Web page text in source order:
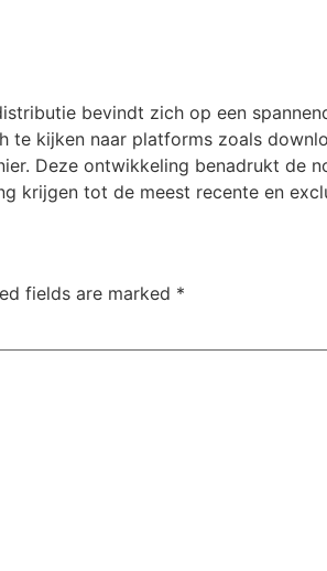
bevindt zich op een
kijken naar platforms zoals
Deze ontwikkeling benadrukt de
krijgen tot de meest recente en
fields are marked *